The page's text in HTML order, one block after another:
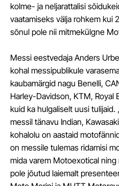
kolme- ja neljarattalisi
vaatamiseks välja rohkem kui
sõnul pole nii mitmekülgne
Messi eestvedaja Anders
kohal messipublikule
kaubamärgid nagu Benelli,
Harley-Davidson, KTM, Royal
kuid ka hulgaliselt uusi
messil tänavu Indian,
kohalolu on aastaid
on messile tulemas ridamisi
mida varem Motoexotical
pole jõutud laiemalt